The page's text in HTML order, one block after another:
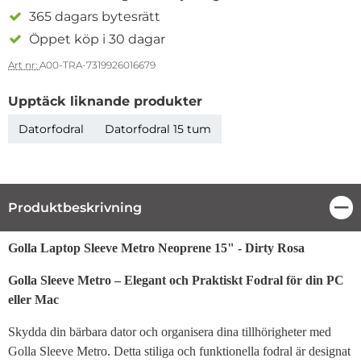
365 dagars bytesrätt
Öppet köp i 30 dagar
Art nr: A00-TRA-7319926016679
Upptäck liknande produkter
Datorfodral Datorfodral 15 tum
Produktbeskrivning
Produktbeskrivning
Golla Laptop Sleeve Metro Neoprene 15" - Dirty Rosa
Golla Sleeve Metro – Elegant och Praktiskt Fodral för din PC
eller Mac
Skydda din bärbara dator och organisera dina tillhörigheter med
Golla Sleeve Metro. Detta stiliga och funktionella fodral är designat